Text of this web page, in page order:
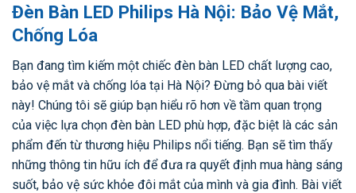
Đèn Bàn LED Philips Hà Nội: Bảo Vệ Mắt,
Chống Lóa
Bạn đang tìm kiếm một chiếc đèn bàn LED chất lượng cao,
bảo vệ mắt và chống lóa tại Hà Nội? Đừng bỏ qua bài viết
này! Chúng tôi sẽ giúp bạn hiểu rõ hơn về tầm quan trọng
của việc lựa chọn đèn bàn LED phù hợp, đặc biệt là các sản
phẩm đến từ thương hiệu Philips nổi tiếng. Bạn sẽ tìm thấy
những thông tin hữu ích để đưa ra quyết định mua hàng sáng
suốt, bảo vệ sức khỏe đôi mắt của mình và gia đình. Bài viết